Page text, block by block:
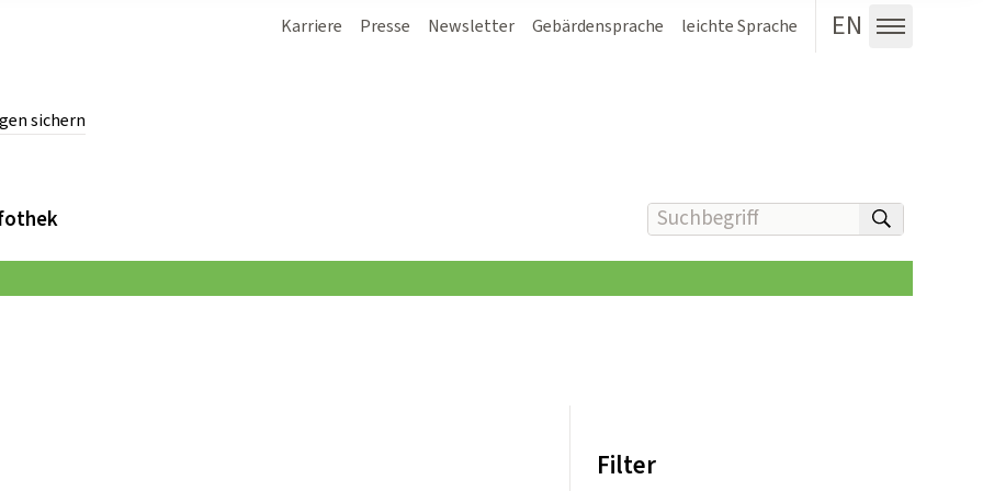
sichern
Karriere Presse Newsletter Gebärdensprache leichte Sprache EN
Menü
Suchbegriff(e) eingeben
Filter